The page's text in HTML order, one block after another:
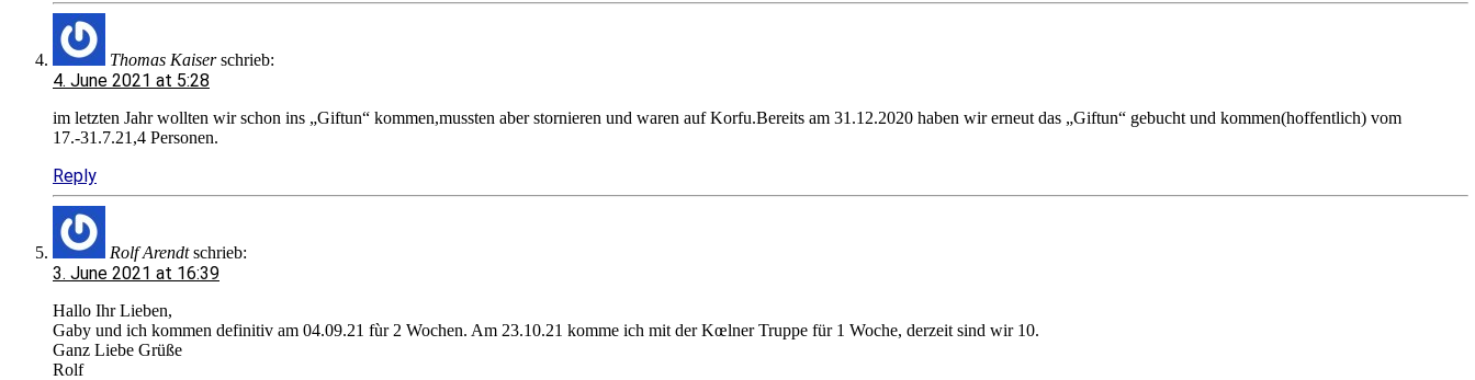
Thomas Kaiserschrieb:
4. June 2021 at 5:28
im letzten Jahr wollten wir schon ins „Giftun“ kommen,mussten aber stornieren und waren auf Korfu.Bereits am 31.12.2020 haben wir erneut das „Giftun“ gebucht und kommen(hoffentlich) vom
17.-31.7.21,4 Personen.
Reply
Rolf Arendtschrieb:
3. June 2021 at 16:39
Hallo Ihr Lieben,
Gaby und ich kommen definitiv am 04.09.21 fùr 2 Wochen. Am 23.10.21 komme ich mit der Kœlner Truppe für 1 Woche, derzeit sind wir 10.
Ganz Liebe Grüße
Rolf